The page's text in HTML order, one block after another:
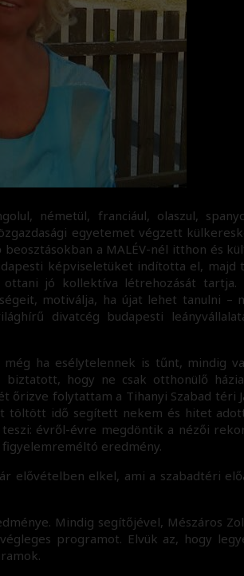
németül, franciául, olaszul,
egyetemet végzett
a MALÉV-nél itthon és
képviseletüket indította el, majd
jó kollektíva létrehozását tartja.
motiválja, ha újat lehet tanulni –
divatcég budapesti
ha esélytelennek is tűnt, mindig
hogy ne csak otthonülő
őrizve folytattam a Tihanyi Szabad téri
töltött idő segített nekem és hitet
évről-évre megdöntik a nézői
eredmény.
elővételben elkel, ami a szabadtéri
Mindig segítőjével, Mészáros
programot. Elvük az, hogy